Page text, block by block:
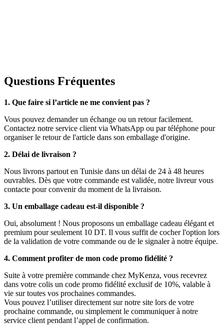
Questions Fréquentes
1. Que faire si l’article ne me convient pas ?
Vous pouvez demander un échange ou un retour facilement.
Contactez notre service client via WhatsApp ou par téléphone pour
organiser le retour de l'article dans son emballage d'origine.
2. Délai de livraison ?
Nous livrons partout en Tunisie dans un délai de 24 à 48 heures
ouvrables. Dès que votre commande est validée, notre livreur vous
contacte pour convenir du moment de la livraison.
3. Un emballage cadeau est-il disponible ?
Oui, absolument ! Nous proposons un emballage cadeau élégant et
premium pour seulement 10 DT. Il vous suffit de cocher l'option lors
de la validation de votre commande ou de le signaler à notre équipe.
4. Comment profiter de mon code promo fidélité ?
Suite à votre première commande chez MyKenza, vous recevrez
dans votre colis un code promo fidélité exclusif de 10%, valable à
vie sur toutes vos prochaines commandes.
Vous pouvez l’utiliser directement sur notre site lors de votre
prochaine commande, ou simplement le communiquer à notre
service client pendant l’appel de confirmation.